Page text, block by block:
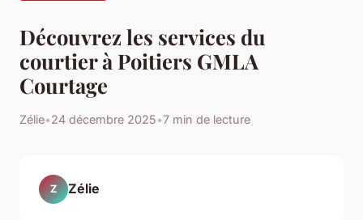
Découvrez les services du
courtier à Poitiers GMLA
Courtage
Zélie•24 décembre 2025•7 min de lecture
Z Zélie